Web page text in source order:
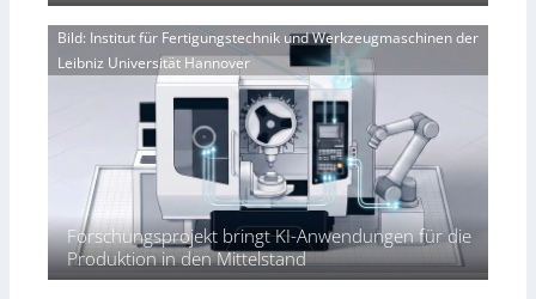
o
r
j
d
i
e
r
e
r
i
e
P
Bild: Institut für Fertigungstechnik und Werkzeugmaschinen der
Leibniz Universität Hannover
Forschungsprojekt bringt KI-Anwendungen für die
Produktion in den Mittelstand